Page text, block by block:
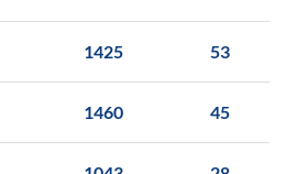
1425 53
1460 45